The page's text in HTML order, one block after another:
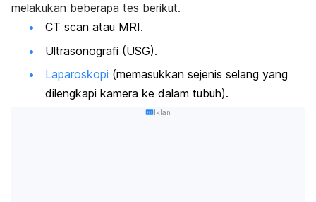
melakukan beberapa tes berikut.
CT scan atau MRI.
Ultrasonografi (USG).
Laparoskopi (memasukkan sejenis selang yang
dilengkapi kamera ke dalam tubuh).
Iklan